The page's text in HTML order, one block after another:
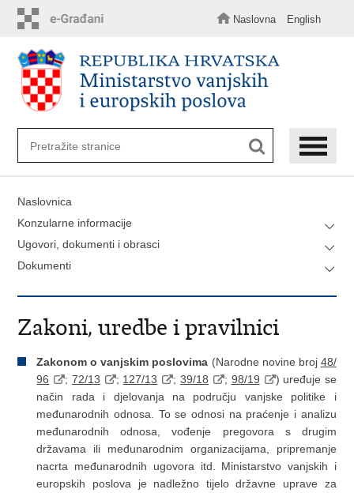
sadržaj
Naslovna English
Naslovnica
Konzularne informacije
Ugovori, dokumenti i obrasci
Dokumenti
Zakoni, uredbe i pravilnici
Zakonom o vanjskim poslovima (Narodne novine broj 48/
96
; 72/13 ; 127/13 ; 39/18 ; 98/19
) uređuje se
način rada i djelovanja na području vanjske politike i
međunarodnih odnosa. To se odnosi na praćenje i analizu
međunarodnih odnosa, vođenje pregovora s drugim
državama ili međunarodnim organizacijama, pripremanje
nacrta međunarodnih ugovora itd. Ministarstvo vanjskih i
europskih poslova je nadležno tijelo državne uprave za